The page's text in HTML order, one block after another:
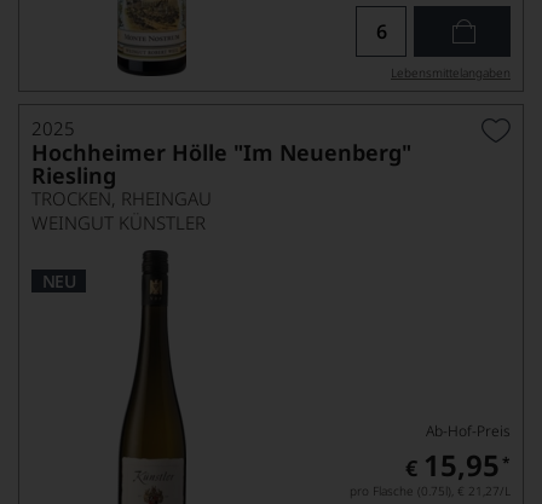
Lebensmittel­angaben
2025
Hochheimer Hölle "Im Neuenberg"
Riesling
TROCKEN, RHEINGAU
WEINGUT KÜNSTLER
NEU
Ab-Hof-Preis
€ 15,95 *
pro Flasche (0.75l), € 21,27/L